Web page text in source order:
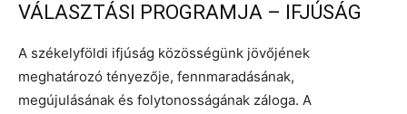
VÁLASZTÁSI PROGRAMJA – IFJÚSÁG
A székelyföldi ifjúság közösségünk jövőjének
meghatározó tényezője, fennmaradásának,
megújulásának és folytonosságának záloga. A